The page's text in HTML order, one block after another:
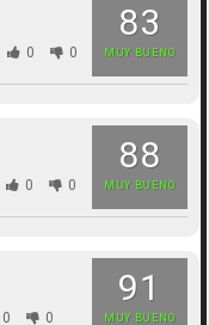
83
MUY BUENO
0 0
88
MUY BUENO
0 0
91
MUY BUENO
0 0